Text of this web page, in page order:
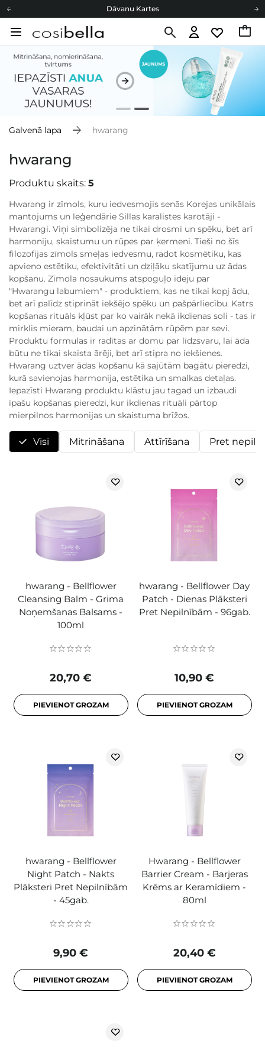
Dāvanu Kartes
Cosibella lojalitātes programma
Dāvanu Kartes
Galvenā lapa hwarang
hwarang
Produktu skaits: 5
Hwarang ir zīmols, kuru iedvesmojis senās Korejas unikālais
mantojums un leģendārie Sillas karalistes karotāji -
Hwarangi. Viņi simbolizēja ne tikai drosmi un spēku, bet arī
harmoniju, skaistumu un rūpes par ķermeni. Tieši no šīs
filozofijas zīmols smeļas iedvesmu, radot kosmētiku, kas
apvieno estētiku, efektivitāti un dziļāku skatījumu uz ādas
kopšanu. Zīmola nosaukums atspoguļo ideju par
"Hwarangu labumiem" - produktiem, kas ne tikai kopj ādu,
bet arī palīdz stiprināt iekšējo spēku un pašpārliecību. Katrs
kopšanas rituāls kļūst par ko vairāk nekā ikdienas soli - tas ir
mirklis mieram, baudai un apzinātām rūpēm par sevi.
Produktu formulas ir radītas ar domu par līdzsvaru, lai āda
būtu ne tikai skaista ārēji, bet arī stipra no iekšienes.
Hwarang uztver ādas kopšanu kā sajūtām bagātu pieredzi,
kurā savienojas harmonija, estētika un smalkas detaļas.
Iepazīsti Hwarang produktu klāstu jau tagad un izbaudi
īpašu kopšanas pieredzi, kur ikdienas rituāli pārtop
mierpilnos harmonijas un skaistuma brīžos.
Visi Mitrināšana Attīrīšana Pret
hwarang - Bellflower
Cleansing Balm - Grima
Noņemšanas Balsams -
100ml
20,70 €
PIEVIENOT GROZAM
hwarang - Bellflower Day
Patch - Dienas Plāksteri
Pret Nepilnībām - 96gab.
10,90 €
PIEVIENOT GROZAM
hwarang - Bellflower
Night Patch - Nakts
Plāksteri Pret Nepilnībām
- 45gab.
9,90 €
PIEVIENOT GROZAM
Hwarang - Bellflower
Barrier Cream - Barjeras
Krēms ar Keramīdiem -
80ml
20,40 €
PIEVIENOT GROZAM